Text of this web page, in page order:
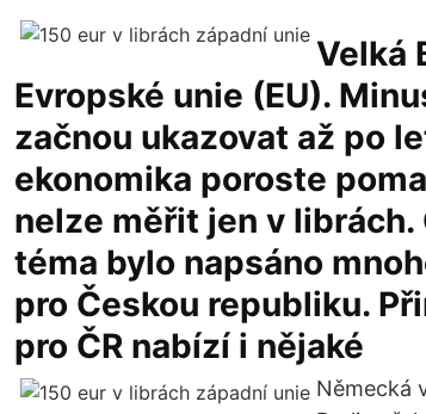
Velká
Evropské unie (EU).
začnou ukazovat až po
ekonomika poroste
nelze měřit jen v
téma bylo napsáno
pro Českou republiku.
pro ČR nabízí i nějaké
Německá